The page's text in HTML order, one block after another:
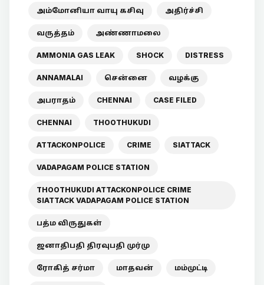
அம்மோனியா வாயு கசிவு அதிர்ச்சி
வருத்தம் அண்ணாமலை
AMMONIA GAS LEAK SHOCK DISTRESS
ANNAMALAI சென்னை வழக்கு
அபராதம் CHENNAI CASE FILED
CHENNAI THOOTHUKUDI
ATTACKONPOLICE CRIME SIATTACK
VADAPAGAM POLICE STATION
THOOTHUKUDI ATTACKONPOLICE CRIME
SIATTACK VADAPAGAM POLICE STATION
பத்ம விருதுகள்
ஜனாதிபதி திரவுபதி முர்மு
ரோகித் சர்மா மாதவன் மம்முட்டி